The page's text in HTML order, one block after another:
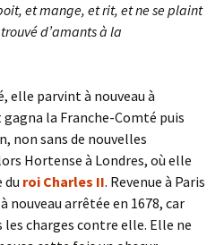
et mange, et rit, et ne se plaint
d’amants à la
elle parvint à nouveau à
la Franche-Comté puis
non sans de nouvelles
Hortense à Londres, où elle
du roi Charles II. Revenue à Paris
nouveau arrêtée en 1678, car
charges contre elle. Elle ne